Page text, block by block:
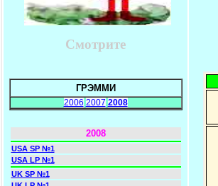
Смотрите
ГРЭММИ
2006 2007 2008
2008
USA SP №1
USA LP №1
UK SP №1